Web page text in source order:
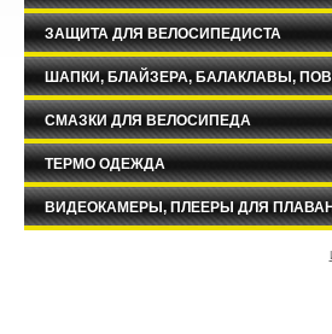
ЗАЩИТА ДЛЯ ВЕЛОСИПЕДИСТА
ШАПКИ, БЛАЙЗЕРА, БАЛАКЛАВЫ,
СМАЗКИ ДЛЯ ВЕЛОСИПЕДА
ТЕРМО ОДЕЖДА
ВИДЕОКАМЕРЫ, ПЛЕЕРЫ ДЛЯ